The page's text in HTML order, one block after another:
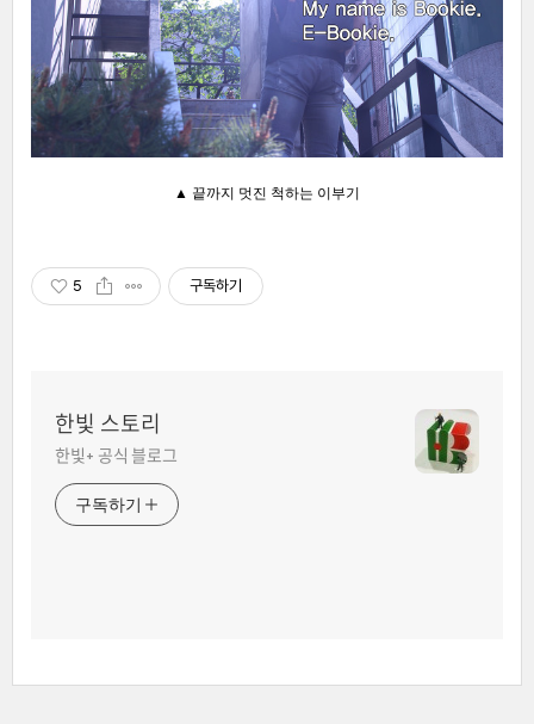
▲ 끝까지 멋진 척하는 이부기
5 구독하기
한빛 스토리
한빛+ 공식 블로그
구독하기